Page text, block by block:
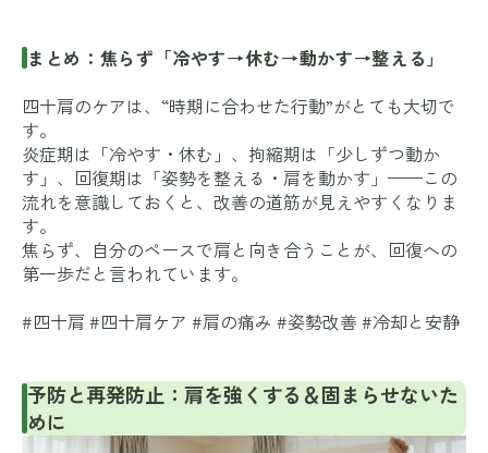
まとめ：焦らず「冷やす→休む→動かす→整える」
四十肩のケアは、“時期に合わせた行動”がとても大切で
す。
炎症期は「冷やす・休む」、拘縮期は「少しずつ動か
す」、回復期は「姿勢を整える・肩を動かす」——この
流れを意識しておくと、改善の道筋が見えやすくなりま
す。
焦らず、自分のペースで肩と向き合うことが、回復への
第一歩だと言われています。
#四十肩 #四十肩ケア #肩の痛み #姿勢改善 #冷却と安静
予防と再発防止：肩を強くする＆固まらせないた
めに